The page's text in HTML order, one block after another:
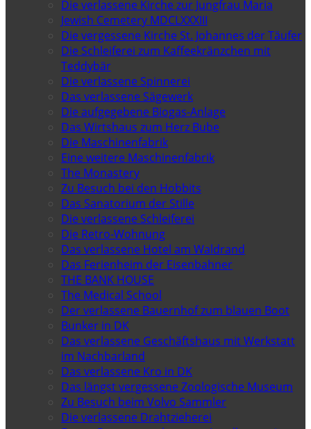
Die verlassene Kirche zur Jungfrau Maria
Jewish Cemetery MDCLXXXIII
Die vergessene Kirche St. Johannes der Täufer
Die Schleiferei zum Kaffeekränzchen mit
Teddybär
Die verlassene Spinnerei
Das verlassene Sägewerk
Die aufgegebene Biogas-Anlage
Das Wirtshaus zum Herz Bube
Die Maschinenfabrik
Eine weitere Maschinenfabrik
The Monastery
Zu Besuch bei den Hobbits
Das Sanatorium der Stille
Die verlassene Schleiferei
Die Retro-Wohnung
Das verlassene Hotel am Waldrand
Das Ferienheim der Eisenbahner
THE BANK HOUSE
The Medical School
Der verlassene Bauernhof zum blauen Boot
Bunker in DK
Das verlassene Geschäftshaus mit Werkstatt
im Nachbarland
Das verlassene Kro in DK
Das längst vergessene Zoologische Museum
Zu Besuch beim Volvo Sammler
Die verlassene Drahtzieherei